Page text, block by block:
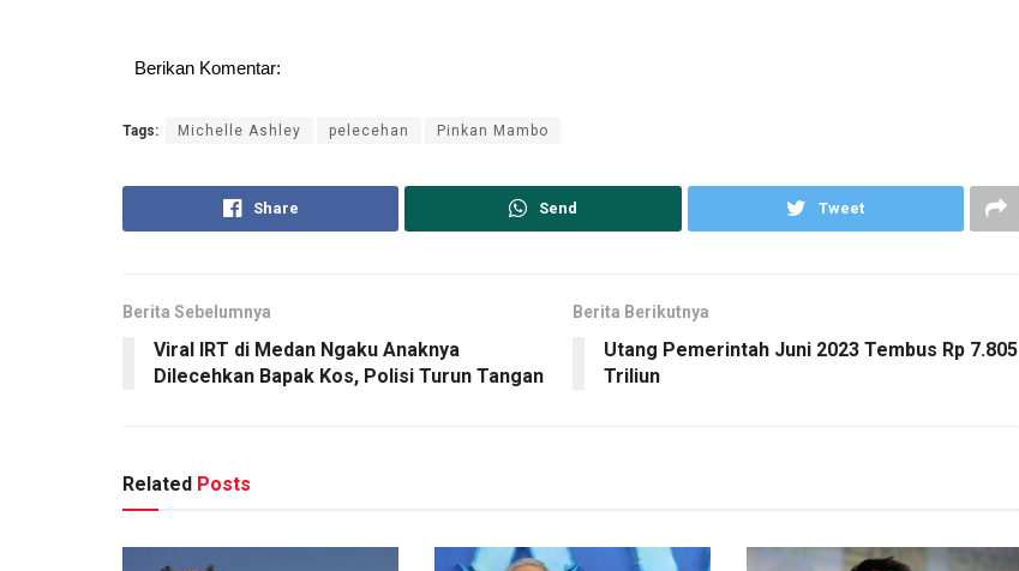
Berikan Komentar:
Tags: Michelle Ashley pelecehan Pinkan Mambo
Share Send Tweet
Berita Sebelumnya
Viral IRT di Medan Ngaku Anaknya
Dilecehkan Bapak Kos, Polisi Turun Tangan
Berita Berikutnya
Utang Pemerintah Juni 2023 Tembus Rp 7.805
Triliun
Related Posts